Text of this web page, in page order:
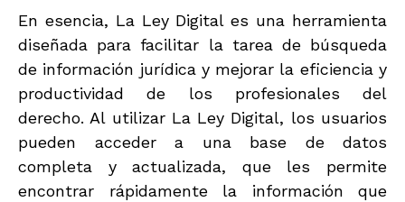
En esencia, La Ley Digital es una herramienta
diseñada para facilitar la tarea de búsqueda
de información jurídica y mejorar la eficiencia y
productividad de los profesionales del
derecho. Al utilizar La Ley Digital, los usuarios
pueden acceder a una base de datos
completa y actualizada, que les permite
encontrar rápidamente la información que